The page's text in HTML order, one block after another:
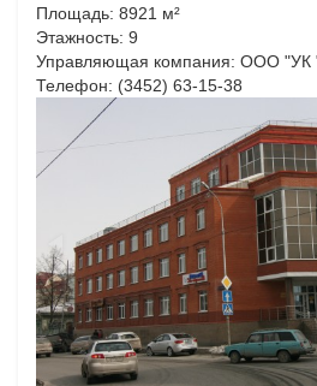
Площадь: 8921 м²
Этажность: 9
Управляющая компания: ООО "УК
Телефон: (3452) 63-15-38